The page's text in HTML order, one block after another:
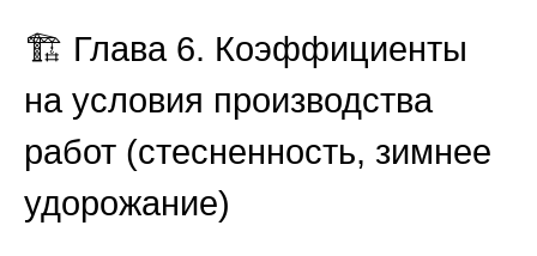
🏗️ Глава 6. Коэффициенты
на условия производства
работ (стесненность, зимнее
удорожание)